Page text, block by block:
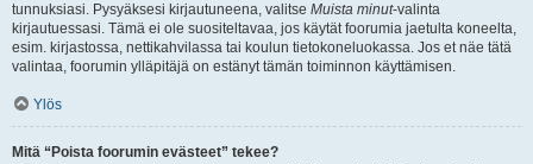
tunnuksiasi. Pysyäksesi kirjautuneena, valitse Muista minut-valinta
kirjautuessasi. Tämä ei ole suositeltavaa, jos käytät foorumia jaetulta koneelta,
esim. kirjastossa, nettikahvilassa tai koulun tietokoneluokassa. Jos et näe tätä
valintaa, foorumin ylläpitäjä on estänyt tämän toiminnon käyttämisen.
Ylös
Mitä “Poista foorumin evästeet” tekee?